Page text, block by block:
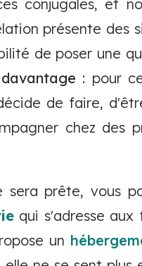
conjugales, et
présente des
de poser une
: pour
de faire,
chez des
prête, vous
qui s'adresse aux
un